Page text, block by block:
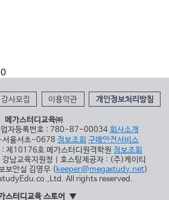
강사모집 이용약관 개인정보처리방침
메가스터디교육㈜
업자등록번호 : 780-87-00034 회사소개
서울서초-0678 정보조회 구매안전서비스
: 제10176호 메가스터디원격학원 정보조회
강남교육지원청 | 호스팅제공자 : (주)케이티
보안실 김영무 ( keeper@megastudy.net)
All rights reserved.
스터디교육 스토어